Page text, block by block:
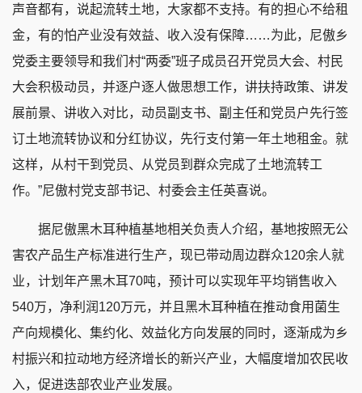
声音都有，说起流转土地，大家都不支持。有的担心不给租
金，有的怕产业没有效益、收入没有保障……为此，尼傲乡
党委主要领导和我们村“两委”班子成员召开党员大会、村民
大会积极动员，并逐户逐人做思想工作，讲扶持政策、讲发
展前景、讲收入对比，动员副支书、副主任和党员户先行签
订土地流转协议和分红协议，先行支付第一年土地租金。就
这样，从村干到党员、从党员到群众完成了土地流转工
作。”尼傲村党支部书记、村委会主任英喜说。
据尼傲黑木耳种植基地相关负责人介绍，基地按照无公
害农产品生产标准进行生产，现已带动周边群众120余人就
业，计划年产黑木耳70吨，预计可以实现年平均销售收入
540万，净利润120万元，并且黑木耳种植在推动食用菌生
产向规模化、集约化、效益化方向发展的同时，逐渐成为乡
村振兴和拉动地方经济增长的新兴产业，大幅度增加农民收
入，促进迭部农业产业发展。